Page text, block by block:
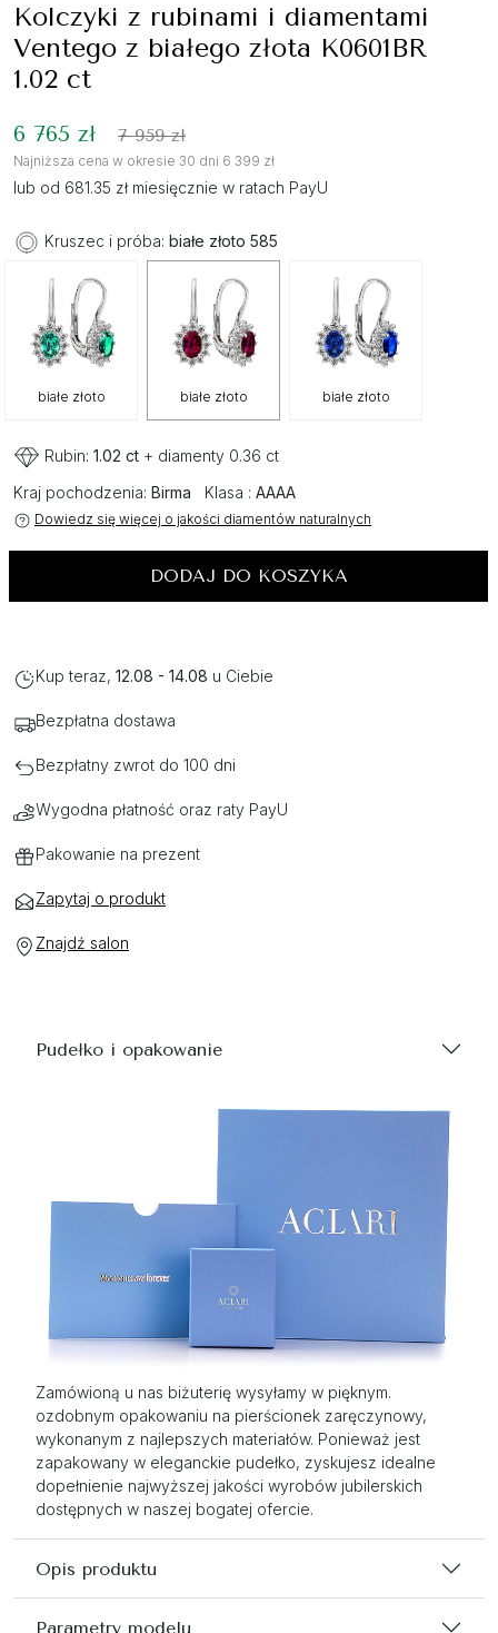
Kolczyki z rubinami i diamentami
Ventego z białego złota K0601BR
1.02 ct
6 765 zł 7 959 zł
Najniższa cena w okresie 30 dni 6 399 zł
lub od 681.35 zł miesięcznie w ratach PayU
Kruszec i próba: białe złoto 585
białe złoto białe złoto białe złoto
Rubin: 1.02 ct + diamenty 0.36 ct
Kraj pochodzenia: Birma Klasa : AAAA
Dowiedz się więcej o jakości diamentów naturalnych
DODAJ DO KOSZYKA
Kup teraz, 12.08 - 14.08 u Ciebie
Bezpłatna dostawa
Bezpłatny zwrot do 100 dni
Wygodna płatność oraz raty PayU
Pakowanie na prezent
Zapytaj o produkt
Znajdź salon
Pudełko i opakowanie
Zamówioną u nas biżuterię wysyłamy w pięknym.
ozdobnym opakowaniu na pierścionek zaręczynowy,
wykonanym z najlepszych materiałów. Ponieważ jest
zapakowany w eleganckie pudełko, zyskujesz idealne
dopełnienie najwyższej jakości wyrobów jubilerskich
dostępnych w naszej bogatej ofercie.
Opis produktu
Parametry modelu